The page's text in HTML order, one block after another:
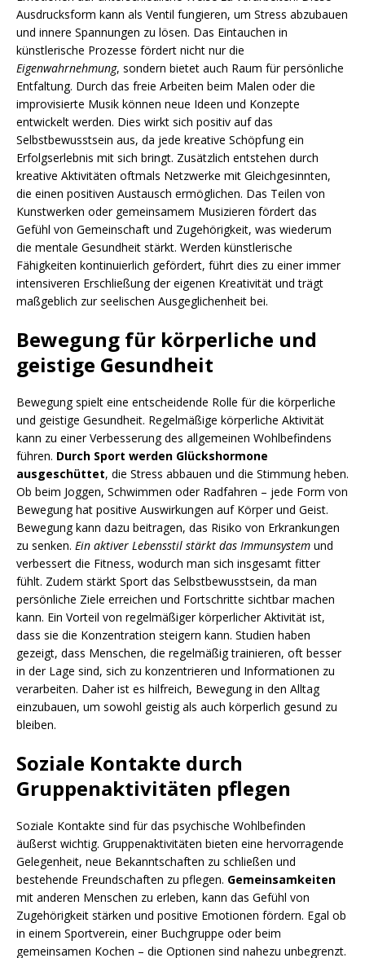
Ausdrucksform kann als Ventil fungieren, um Stress abzubauen
und innere Spannungen zu lösen. Das Eintauchen in
künstlerische Prozesse fördert nicht nur die
Eigenwahrnehmung, sondern bietet auch Raum für persönliche
Entfaltung. Durch das freie Arbeiten beim Malen oder die
improvisierte Musik können neue Ideen und Konzepte
entwickelt werden. Dies wirkt sich positiv auf das
Selbstbewusstsein aus, da jede kreative Schöpfung ein
Erfolgserlebnis mit sich bringt. Zusätzlich entstehen durch
kreative Aktivitäten oftmals Netzwerke mit Gleichgesinnten,
die einen positiven Austausch ermöglichen. Das Teilen von
Kunstwerken oder gemeinsamem Musizieren fördert das
Gefühl von Gemeinschaft und Zugehörigkeit, was wiederum
die mentale Gesundheit stärkt. Werden künstlerische
Fähigkeiten kontinuierlich gefördert, führt dies zu einer immer
intensiveren Erschließung der eigenen Kreativität und trägt
maßgeblich zur seelischen Ausgeglichenheit bei.
Bewegung für körperliche und
geistige Gesundheit
Bewegung spielt eine entscheidende Rolle für die körperliche
und geistige Gesundheit. Regelmäßige körperliche Aktivität
kann zu einer Verbesserung des allgemeinen Wohlbefindens
führen. Durch Sport werden Glückshormone
ausgeschüttet, die Stress abbauen und die Stimmung heben.
Ob beim Joggen, Schwimmen oder Radfahren – jede Form von
Bewegung hat positive Auswirkungen auf Körper und Geist.
Bewegung kann dazu beitragen, das Risiko von Erkrankungen
zu senken. Ein aktiver Lebensstil stärkt das Immunsystem und
verbessert die Fitness, wodurch man sich insgesamt fitter
fühlt. Zudem stärkt Sport das Selbstbewusstsein, da man
persönliche Ziele erreichen und Fortschritte sichtbar machen
kann. Ein Vorteil von regelmäßiger körperlicher Aktivität ist,
dass sie die Konzentration steigern kann. Studien haben
gezeigt, dass Menschen, die regelmäßig trainieren, oft besser
in der Lage sind, sich zu konzentrieren und Informationen zu
verarbeiten. Daher ist es hilfreich, Bewegung in den Alltag
einzubauen, um sowohl geistig als auch körperlich gesund zu
bleiben.
Soziale Kontakte durch
Gruppenaktivitäten pflegen
Soziale Kontakte sind für das psychische Wohlbefinden
äußerst wichtig. Gruppenaktivitäten bieten eine hervorragende
Gelegenheit, neue Bekanntschaften zu schließen und
bestehende Freundschaften zu pflegen. Gemeinsamkeiten
mit anderen Menschen zu erleben, kann das Gefühl von
Zugehörigkeit stärken und positive Emotionen fördern. Egal ob
in einem Sportverein, einer Buchgruppe oder beim
gemeinsamen Kochen – die Optionen sind nahezu unbegrenzt.